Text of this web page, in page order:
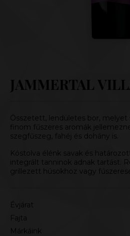
JAMMERTAL
Összetett, lendületes bor, melyet
finom fűszeres aromák
szegfűszeg, fahéj és dohány is.
Kóstolva élénk savak és
integrált tanninok adnak tartást.
grillezett húsokhoz vagy
Évjárat
Fajta
Márkáink